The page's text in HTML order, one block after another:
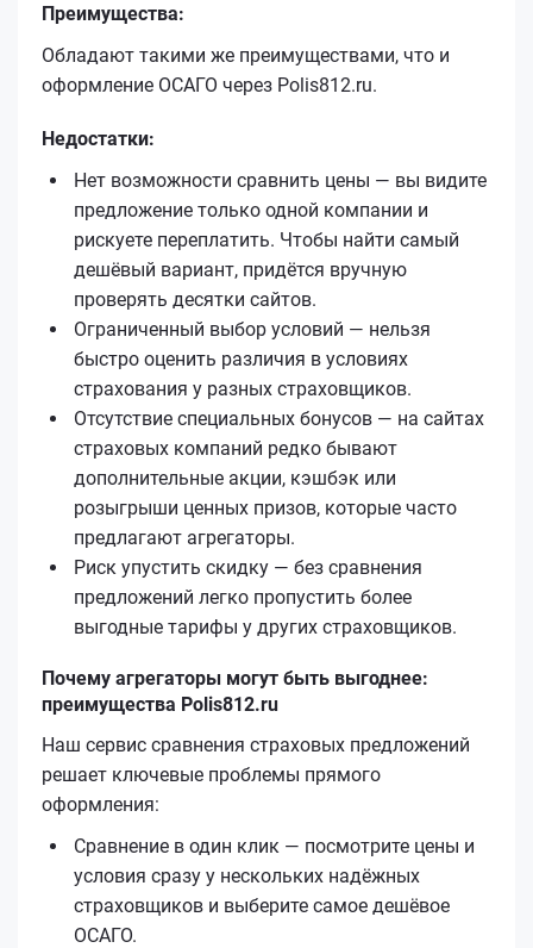
Преимущества:
Обладают такими же преимуществами, что и
оформление ОСАГО через Polis812.ru.
Недостатки:
Нет возможности сравнить цены — вы видите
предложение только одной компании и
рискуете переплатить. Чтобы найти самый
дешёвый вариант, придётся вручную
проверять десятки сайтов.
Ограниченный выбор условий — нельзя
быстро оценить различия в условиях
страхования у разных страховщиков.
Отсутствие специальных бонусов — на сайтах
страховых компаний редко бывают
дополнительные акции, кэшбэк или
розыгрыши ценных призов, которые часто
предлагают агрегаторы.
Риск упустить скидку — без сравнения
предложений легко пропустить более
выгодные тарифы у других страховщиков.
Почему агрегаторы могут быть выгоднее:
преимущества Polis812.ru
Наш сервис сравнения страховых предложений
решает ключевые проблемы прямого
оформления:
Сравнение в один клик — посмотрите цены и
условия сразу у нескольких надёжных
страховщиков и выберите самое дешёвое
ОСАГО.